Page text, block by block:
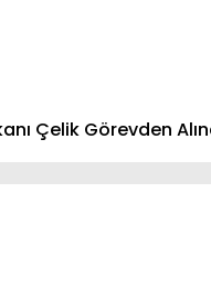
Çelik Görevden